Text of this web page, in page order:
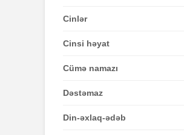
Cinlər
Cinsi həyat
Cümə namazı
Dəstəmaz
Din-əxlaq-ədəb